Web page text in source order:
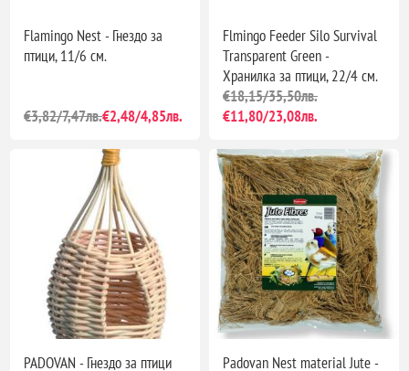
Flamingo Nest - Гнездо за
птици, 11/6 см.
€3,82/7,47лв.€2,48/4,85лв.
Flmingo Feeder Silo Survival
Transparent Green -
Хранилка за птици, 22/4 см.
€18,15/35,50лв.
€11,80/23,08лв.
PADOVAN - Гнездо за птици
Padovan Nest material Jute -